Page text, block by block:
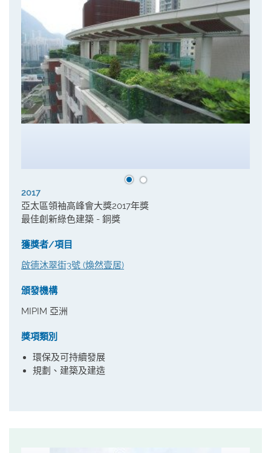
2017
亞太區領袖高峰會大獎2017年獎
最佳創新綠色建築 - 銅獎
獲獎者/項目
啟德沐翠街3號 (煥然壹居)
頒發機構
MIPIM 亞洲
獎項類別
環保及可持續發展
規劃、建築及建造